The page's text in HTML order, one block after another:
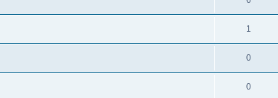
1
0
0